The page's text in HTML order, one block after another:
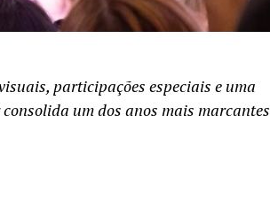
participações especiais e uma
um dos anos mais marcantes